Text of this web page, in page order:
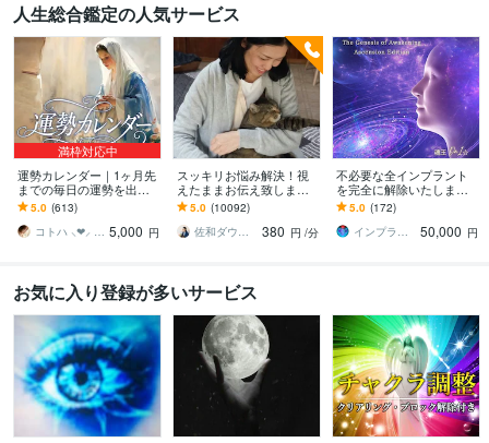
人生総合鑑定の人気サービス
満枠対応中
運勢カレンダー｜1ヶ月先
までの毎日の運勢を出し
ます 30日×500字のおよそ
1万5千文字で細かく詳細
に記します
5.0 (613)
コトハ ⸜❤︎⸝ 新サービス提供開始✨️ 5,000 円
スッキリお悩み解決！視
えたままお伝え致します
恋愛、結婚、人間関係、
仕事、人生、ペットの気
持ち等◎祈願付き
5.0 (10092)
佐和ダウジング＆スピリットメンター
380 円 /分
不必要な全インプラント
を完全に解除いたします
インプラント全解除創始
者 × 魂の解放・カルマ浄
化・能力開花
5.0 (172)
インプラント全解除創始者｜魂王DaI⭐︎
50,000 円
お気に入り登録が多いサービス